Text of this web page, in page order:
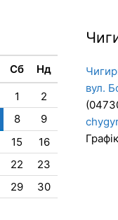
Сб Нд
1
2
8
9
15
16
22
23
29
30
вул.